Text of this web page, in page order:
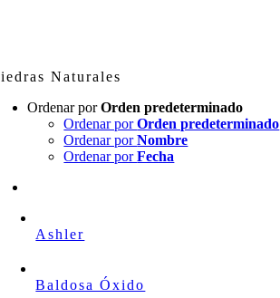
Naturales
Ordenar porOrden predeterminado
Ordenar porOrden predeterminado
Ordenar porNombre
Ordenar porFecha
Ashler
Baldosa Óxido